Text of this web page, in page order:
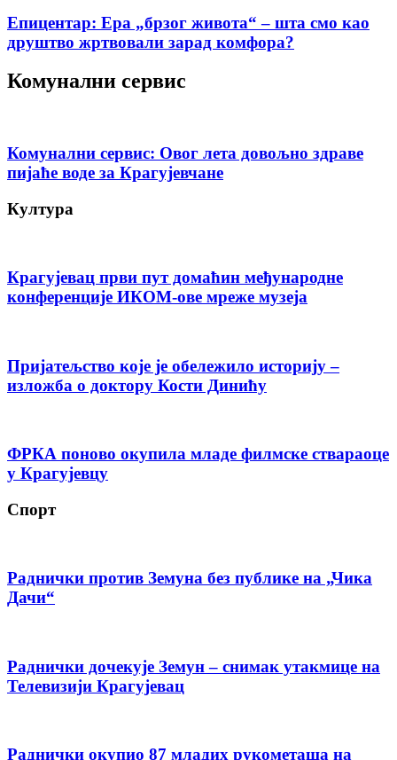
Епицентар: Ера „брзог живота“ – шта смо као
друштво жртвовали зарад комфора?
Комунални сервис
Комунални сервис: Овог лета довољно здраве
пијаће воде за Крагујевчане
Култура
Крагујевац први пут домаћин међународне
конференције ИКОМ-ове мреже музеја
Пријатељство које је обележило историју –
изложба о доктору Кости Динићу
ФРКА поново окупила младе филмске ствараоце
у Крагујевцу
Спорт
Раднички против Земуна без публике на „Чика
Дачи“
Раднички дочекује Земун – снимак утакмице на
Телевизији Крагујевац
Раднички окупио 87 младих рукометаша на